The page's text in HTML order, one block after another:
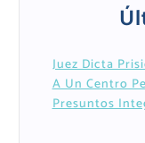
Juez Dicta
A Un Centro
Presuntos